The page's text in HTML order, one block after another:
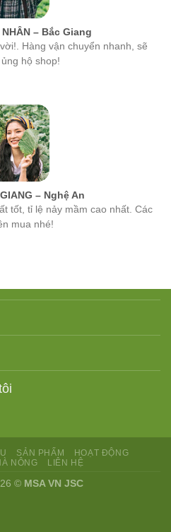
NHÂN – Bắc Giang
Hàng vận chuyển nhanh, sẽ
hộ shop!
– Nghệ An
tốt, tỉ lệ nảy mầm cao nhất. Các
mua nhé!
SẢN PHẨM
HOẠT ĐỘNG
NÔNG
LIÊN HỆ
© MSA VN JSC